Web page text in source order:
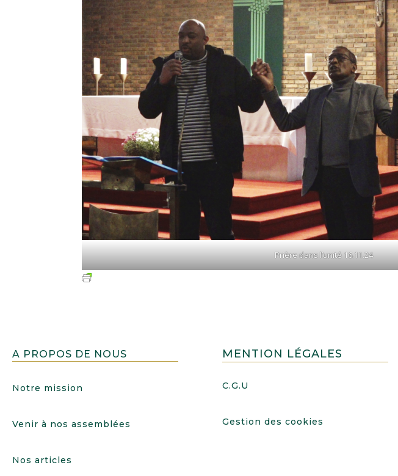
Prière dans l’unité 16.11.24
A PROPOS DE NOUS
Notre mission
Venir à nos assemblées
Nos articles
MENTION LÉGALES
C.G.U
Gestion des cookies